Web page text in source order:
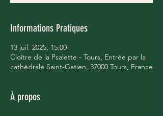
Informations Pratiques
13 juil. 2025, 15:00
Cloître de la Psalette - Tours, Entrée par la
cathédrale Saint-Gatien, 37000 Tours, France
À propos